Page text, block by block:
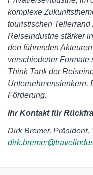
komplexe
touristischen Tellerrand
Reiseindustrie stärker
den führenden
verschiedener Formate
Think Tank der
Unternehmenslenkern,
Förderung.
Ihr Kontakt für
Dirk Bremer, Präsident,